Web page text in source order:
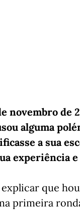
novembro
alguma
a sua
experiência e
que
primeira